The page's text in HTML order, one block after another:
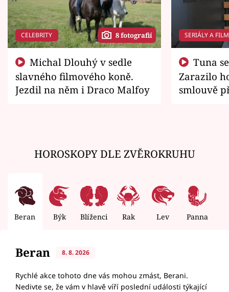
CELEBRITY 8 fotografií
slavného filmového koně.
Jezdil na něm i Draco Malfoy
SERIÁLY A
Zarazilo
smlouvě
HOROSKOPY DLE ZVĚROKRUHU
Beran Býk Blíženci Rak Lev Panna
Beran 8. 8. 2026
Rychlé akce tohoto dne vás mohou zmást, Berani.
Nedivte se, že vám v hlavě víří poslední události týkající